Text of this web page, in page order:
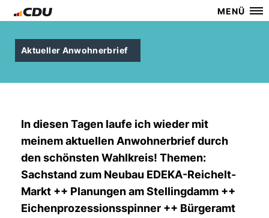
MENÜ
Aktueller Anwohnerbrief
In diesen Tagen laufe ich wieder mit
meinem aktuellen Anwohnerbrief durch
den schönsten Wahlkreis! Themen:
Sachstand zum Neubau EDEKA-Reichelt-
Markt ++ Planungen am Stellingdamm ++
Eichenprozessionsspinner ++ Bürgeramt